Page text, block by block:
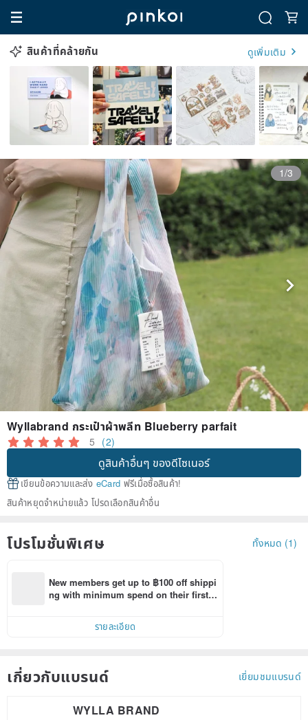
สินค้าที่คล้ายกัน ดูเพิ่มเติม
1/3
Wyllabrand กระเป๋าผ้าพลีท Blueberry parfait
5 (2)
ดูสินค้าอื่นๆ ของดีไซเนอร์
เขียนข้อความและส่ง eCard ฟรีเมื่อซื้อสินค้า!
สินค้าหยุดจำหน่ายแล้ว โปรดเลือกสินค้าอื่น
โปรโมชั่นพิเศษ ทั้งหมด (1)
New members get up to ฿100 off shippi
ng with minimum spend on their first P
รายละเอียด
เกี่ยวกับแบรนด์ เยี่ยมชมแบรนด์
WYLLA BRAND